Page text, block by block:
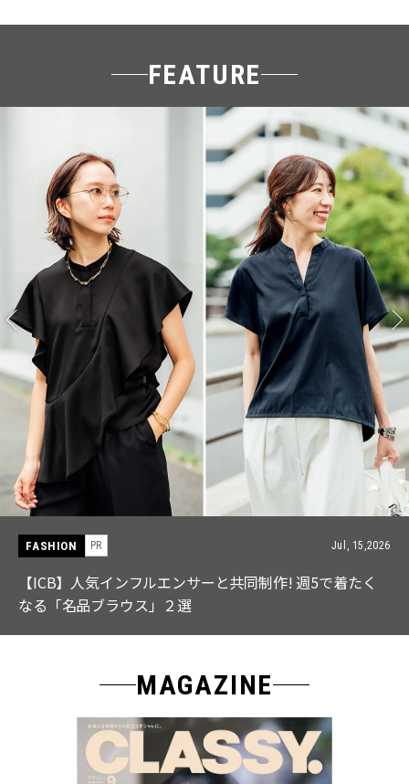
FEATURE
FASHION PR Jul, 15,2026
【ICB】人気インフルエンサーと共同制作! 週5で着たく
なる「名品ブラウス」２選
MAGAZINE